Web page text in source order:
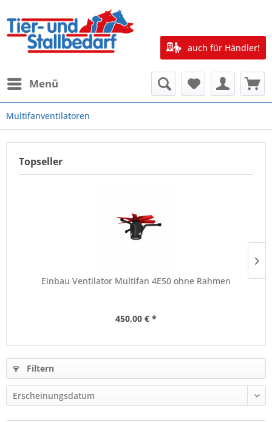
Menü
auch für Händler!
Multifanventilatoren
Topseller
Einbau Ventilator Multifan 4E50 ohne Rahmen
450,00 € *
Filtern